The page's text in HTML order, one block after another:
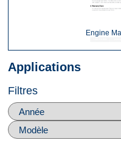
Engine
Applications
Filtres